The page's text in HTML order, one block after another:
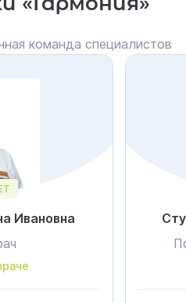
команда специалистов
Ивановна